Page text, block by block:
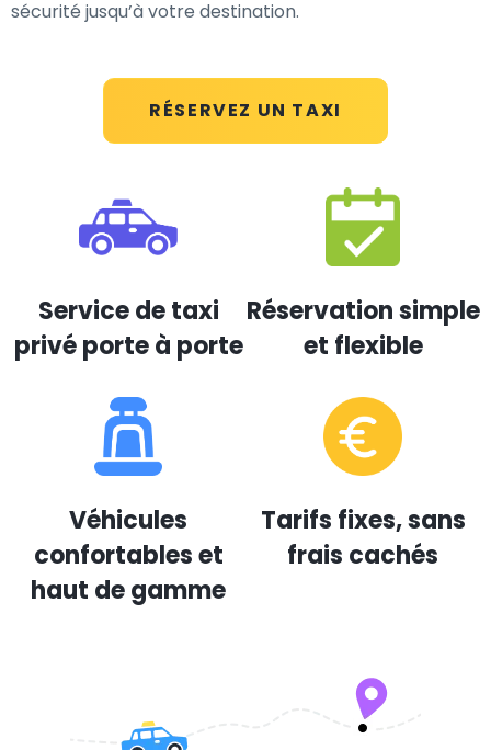
RÉSERVEZ UN TAXI
sécurité jusqu’à votre destination.
Service de taxi
privé porte à porte
Réservation simple
et flexible
Véhicules
confortables et
haut de gamme
Tarifs fixes, sans
frais cachés